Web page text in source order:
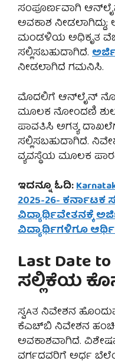
ಸಂಪೂರ್ಣವಾಗಿ
ಅವಕಾಶ ನೀಡಲಾಗಿದ್ದು;
ಮಂಡಳಿಯ ಅಧಿಕೃತ
ಸಲ್ಲಿಸಬಹುದಾಗಿದೆ.
ನೀಡಲಾಗಿದೆ ಗಮನಿಸಿ.
ಮೊದಲಿಗೆ ಆನ್‌ಲೈನ್
ಮೂಲಕ ನೋಂದಣಿ
ಪಾವತಿಸಿ ಅಗತ್ಯ
ಸಲ್ಲಿಸಬಹುದಾಗಿದೆ.
ವ್ಯವಸ್ಥೆಯ ಮೂಲಕ
ಇದನ್ನೂ ಓದಿ:
2025-26- ಕರ್ನಾಟಕ
ವಿದ್ಯಾರ್ಥಿವೇತನಕ್ಕೆ
ವಿದ್ಯಾರ್ಥಿಗಳಿಗೂ
Last Date
ಸಲ್ಲಿಕೆಯ
ಸ್ವAತ ನಿವೇಶನ
ಕೆಎಚ್‌ಬಿ ನಿವೇಶನ
ಅವಕಾಶವಾಗಿದೆ.
ವರ್ಗದವರಿಗೆ ಅರ್ಧ